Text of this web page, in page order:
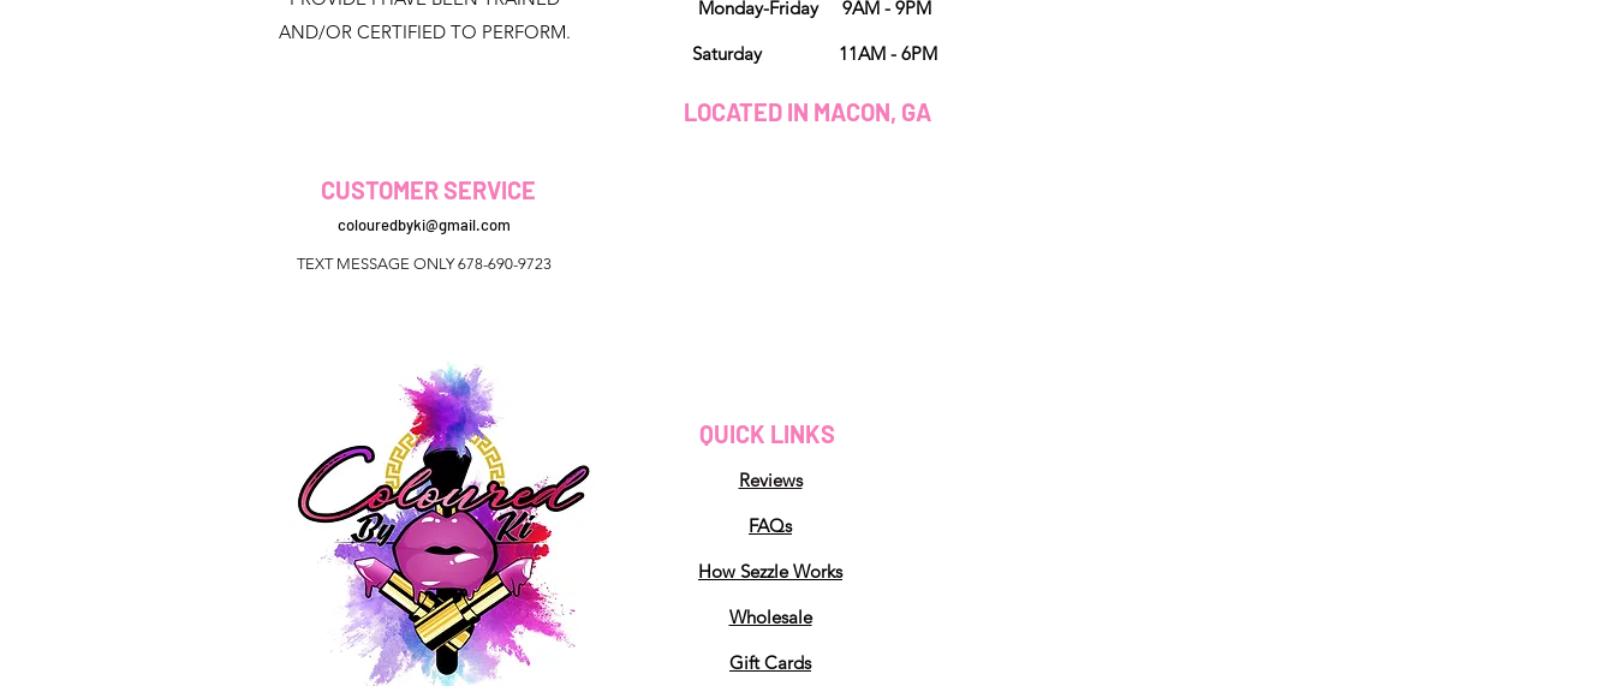
AND/OR CERTIFIED TO PERFORM.
Monday-Friday 9AM - 9PM
Saturday 11AM - 6PM
LOCATED IN MACON, GA
CUSTOMER SERVICE
colouredbyki@gmail.com
TEXT MESSAGE ONLY 678-690-9723
QUICK LINKS
Reviews
FAQs
How Sezzle Works
Wholesale
Gift Cards